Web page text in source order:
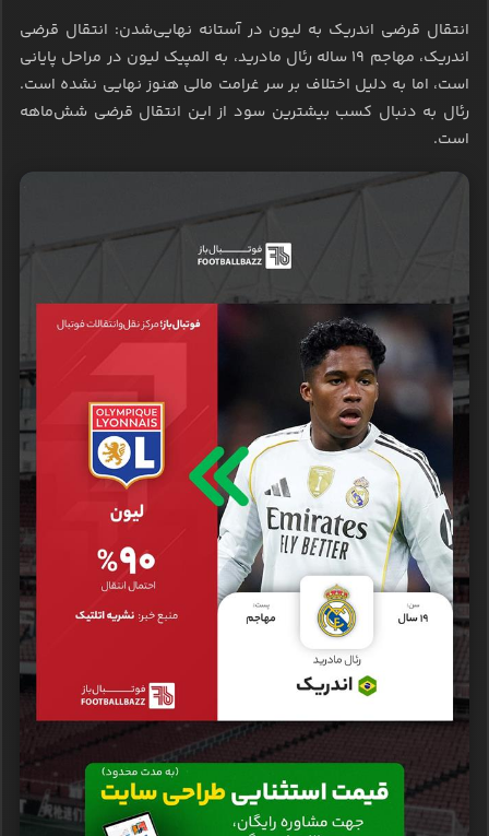
انتقال قرضی اندریک به لیون در آستانه نهایی‌شدن: انتقال قرضی
اندریک، مهاجم ۱۹ ساله رئال مادرید، به المپیک لیون در مراحل پایانی
است، اما به دلیل اختلاف بر سر غرامت مالی هنوز نهایی نشده است.
رئال به دنبال کسب بیشترین سود از این انتقال قرضی شش‌ماهه
است.